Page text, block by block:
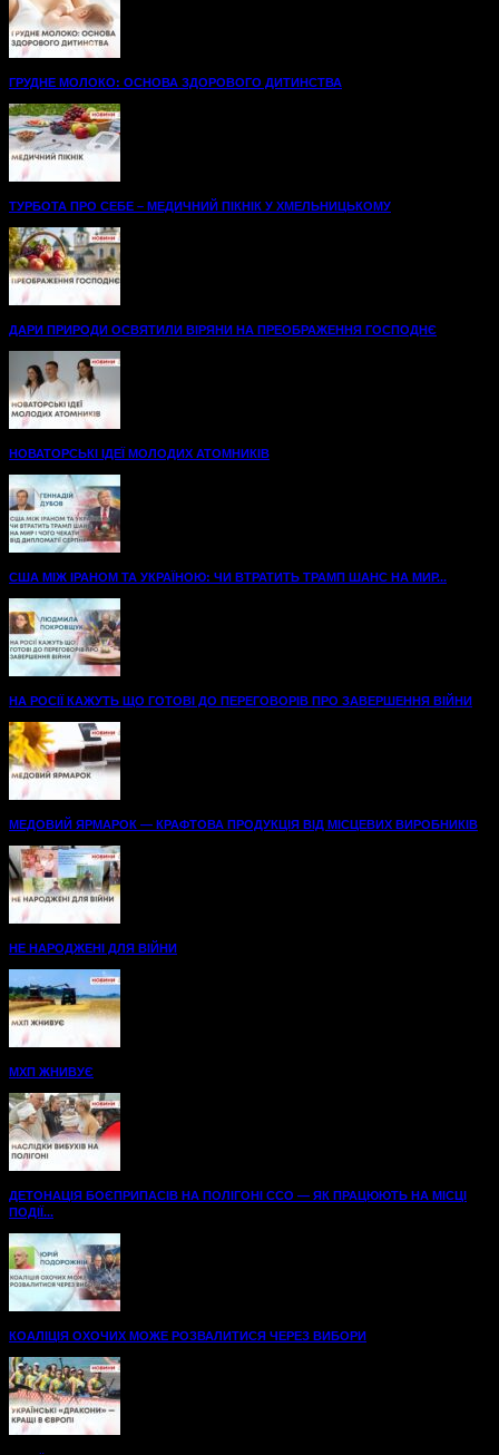
ГРУДНЕ МОЛОКО: ОСНОВА ЗДОРОВОГО ДИТИНСТВА
ТУРБОТА ПРО СЕБЕ – МЕДИЧНИЙ ПІКНІК У ХМЕЛЬНИЦЬКОМУ
ДАРИ ПРИРОДИ ОСВЯТИЛИ ВІРЯНИ НА ПРЕОБРАЖЕННЯ ГОСПОДНЄ
НОВАТОРСЬКІ ІДЕЇ МОЛОДИХ АТОМНИКІВ
США МІЖ ІРАНОМ ТА УКРАЇНОЮ: ЧИ ВТРАТИТЬ ТРАМП ШАНС НА МИР...
НА РОСІЇ КАЖУТЬ ЩО ГОТОВІ ДО ПЕРЕГОВОРІВ ПРО ЗАВЕРШЕННЯ ВІЙНИ
МЕДОВИЙ ЯРМАРОК — КРАФТОВА ПРОДУКЦІЯ ВІД МІСЦЕВИХ ВИРОБНИКІВ
НЕ НАРОДЖЕНІ ДЛЯ ВІЙНИ
МХП ЖНИВУЄ
ДЕТОНАЦІЯ БОЄПРИПАСІВ НА ПОЛІГОНІ ССО — ЯК ПРАЦЮЮТЬ НА МІСЦІ
ПОДІЇ...
КОАЛІЦІЯ ОХОЧИХ МОЖЕ РОЗВАЛИТИСЯ ЧЕРЕЗ ВИБОРИ